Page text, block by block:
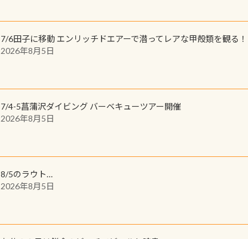
7/6田子に移動 エンリッチドエアーで潜ってレアな甲殻類を観る！
2026年8月5日
7/4-5菖蒲沢ダイビング バーベキューツアー開催
2026年8月5日
8/5のラウト…
2026年8月5日